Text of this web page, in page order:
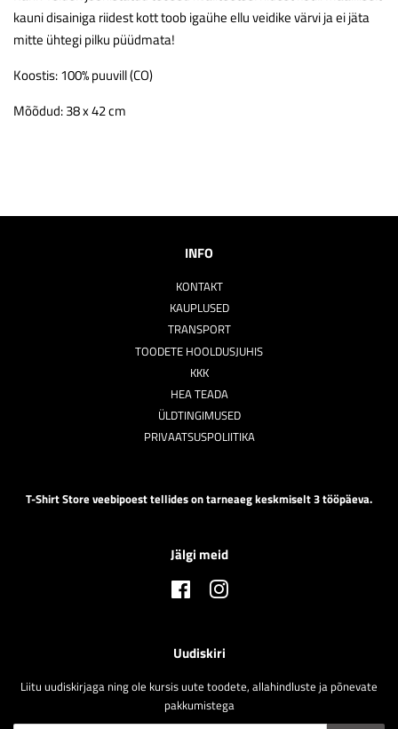
kauni disainiga riidest kott toob igaühe ellu veidike värvi ja ei jäta
mitte ühtegi pilku püüdmata!
Koostis: 100% puuvill (CO)
Mõõdud: 38 x 42 cm
INFO
KONTAKT
KAUPLUSED
TRANSPORT
TOODETE HOOLDUSJUHIS
KKK
HEA TEADA
ÜLDTINGIMUSED
PRIVAATSUSPOLIITIKA
T-Shirt Store veebipoest tellides on tarneaeg keskmiselt 3 tööpäeva.
Jälgi meid
FacebookInstagram
Uudiskiri
Liitu uudiskirjaga ning ole kursis uute toodete, allahindluste ja põnevate
pakkumistega